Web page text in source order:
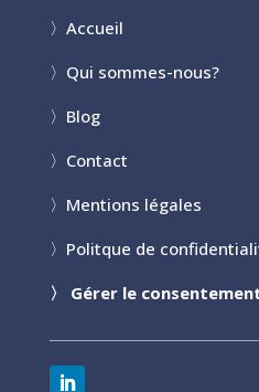
〉 Accueil
〉 Qui sommes-nous?
〉 Blog
〉 Contact
〉 Mentions légales
〉 Politque de
〉 Gérer le